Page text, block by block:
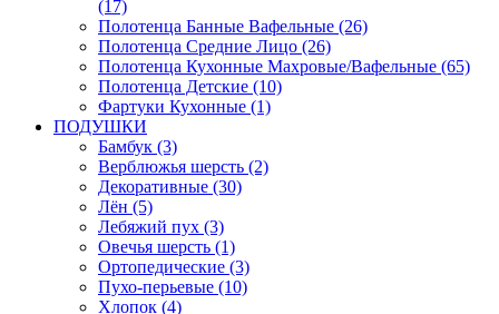
(17)
Полотенца Банные Вафельные (26)
Полотенца Средние Лицо (26)
Полотенца Кухонные Махровые/Вафельные (65)
Полотенца Детские (10)
Фартуки Кухонные (1)
ПОДУШКИ
Бамбук (3)
Верблюжья шерсть (2)
Декоративные (30)
Лён (5)
Лебяжий пух (3)
Овечья шерсть (1)
Ортопедические (3)
Пухо-перьевые (10)
Хлопок (4)